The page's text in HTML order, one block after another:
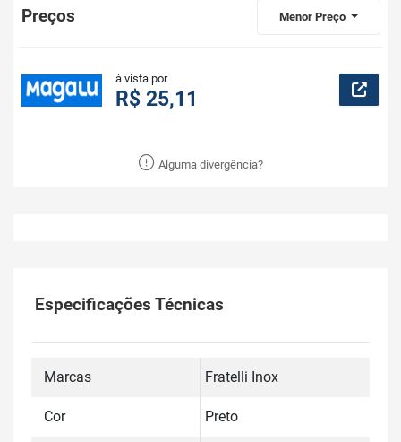
Preços Menor Preço
à vista por
R$ 25,11
Alguma divergência?
Especificações Técnicas
Marcas Fratelli Inox
Cor Preto